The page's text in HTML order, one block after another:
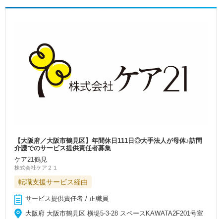
【大阪府／大阪市鶴見区】年間休日111日◎大手法人が母体♪訪問
介護でのサービス提供責任者募集
ケア21鶴見
株式会社ケア２１
転職支援サービス経由
サービス提供責任者 / 正職員
大阪府 大阪市鶴見区 横堤5-3-28 スペースKAWATA2F201号室